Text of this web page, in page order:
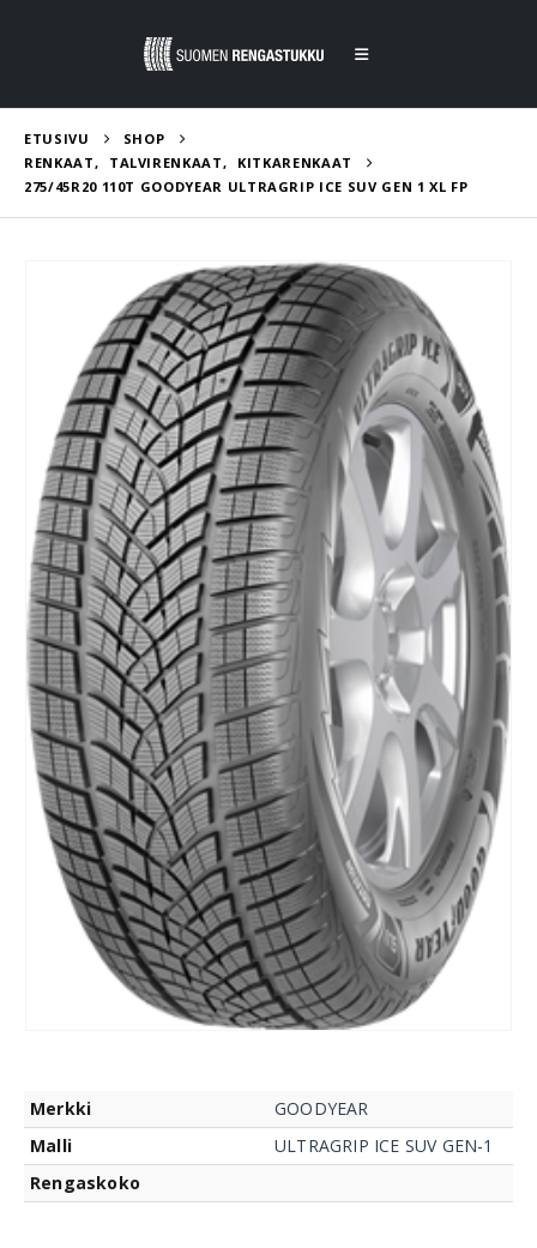
ETUSIVU
SHOP
RENKAAT, TALVIRENKAAT,
KITKARENKAAT
275/45R20 110T GOODYEAR ULTRAGRIP ICE SUV GEN 1 XL FP
Merkki
GOODYEAR
Malli
ULTRAGRIP ICE SUV GEN-1
Rengaskoko